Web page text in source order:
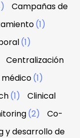
Campañas de
(1)
(1)
Centralización
(1)
(1)
Clinical
(2)
Co-
y desarrollo de